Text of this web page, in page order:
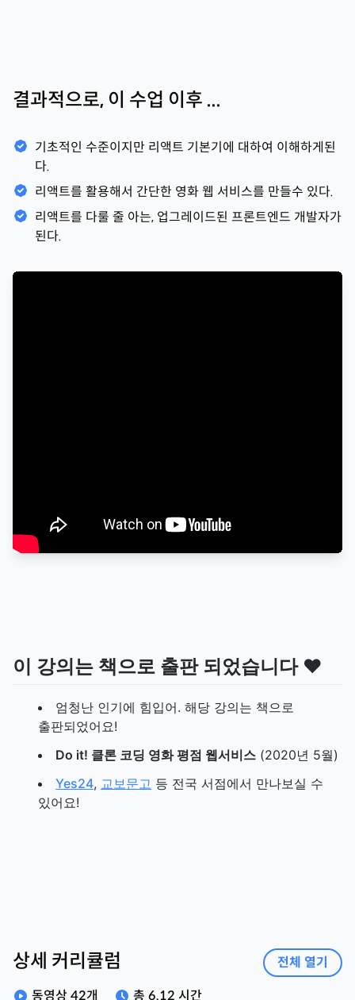
결과적으로, 이 수업 이후 ...
기초적인 수준이지만 리액트 기본기에 대하여 이해하게된
다.
리액트를 활용해서 간단한 영화 웹 서비스를 만들수 있다.
리액트를 다룰 줄 아는, 업그레이드된 프론트엔드 개발자가
된다.
이 강의는 책으로 출판 되었습니다 ❤
엄청난 인기에 힘입어. 해당 강의는 책으로
출판되었어요!
Do it! 클론 코딩 영화 평점 웹서비스 (2020년 5월)
Yes24, 교보문고 등 전국 서점에서 만나보실 수
있어요!
상세 커리큘럼
동영상42개 총 6.12 시간
전체 열기